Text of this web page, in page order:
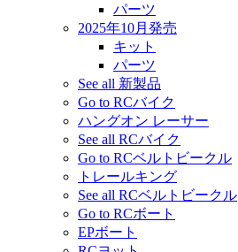
パーツ
2025年10月発売
キット
パーツ
See all 新製品
Go to RCバイク
ハングオン レーサー
See all RCバイク
Go to RCベルトビークル
トレールキング
See all RCベルトビークル
Go to RCボート
EPボート